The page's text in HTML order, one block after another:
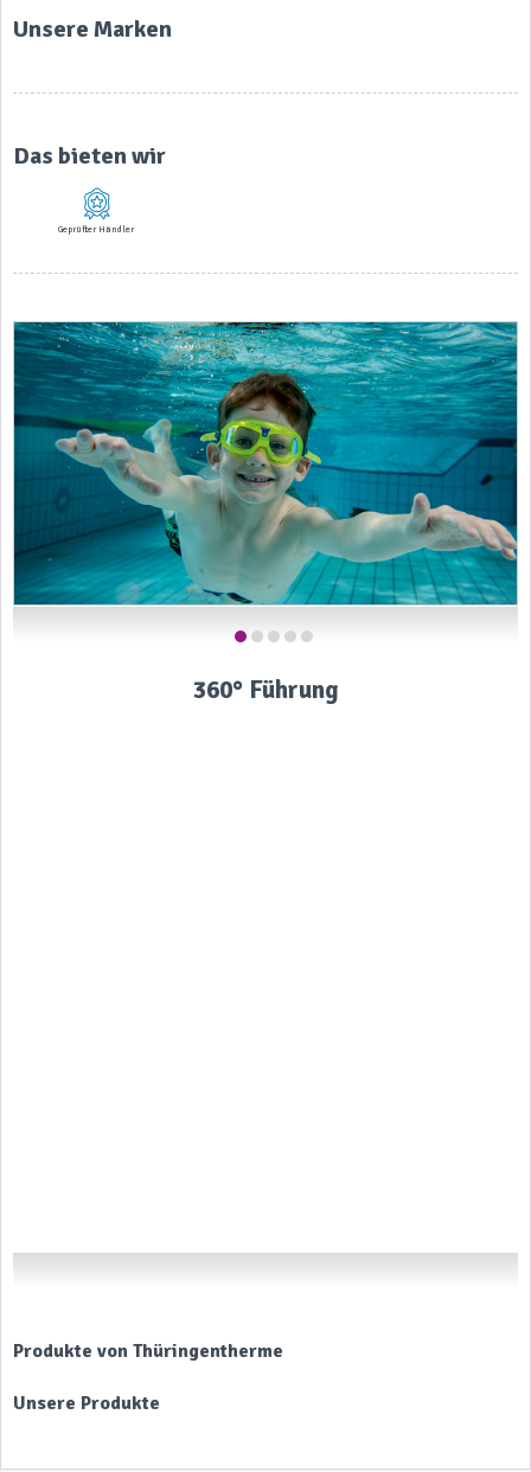
Unsere Marken
Das bieten wir
Geprüfter Händler
360° Führung
Produkte von Thüringentherme
Unsere Produkte